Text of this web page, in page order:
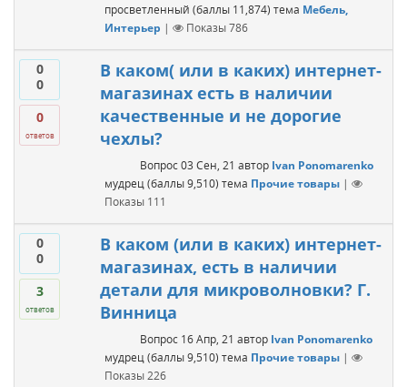
просветленный (баллы 11,874) тема Мебель,
Интерьер | Показы786
0
0
0
ответов
В каком( или в каких) интернет-
магазинах есть в наличии
качественные и не дорогие
чехлы?
Вопрос 03 Сен, 21 автор Ivan Ponomarenko
мудрец (баллы9,510) тема Прочие товары |
Показы 111
0
0
3
ответов
В каком (или в каких) интернет-
магазинах, есть в наличии
детали для микроволновки? Г.
Винница
Вопрос 16 Апр, 21 автор Ivan Ponomarenko
мудрец (баллы9,510) тема Прочие товары |
Показы226